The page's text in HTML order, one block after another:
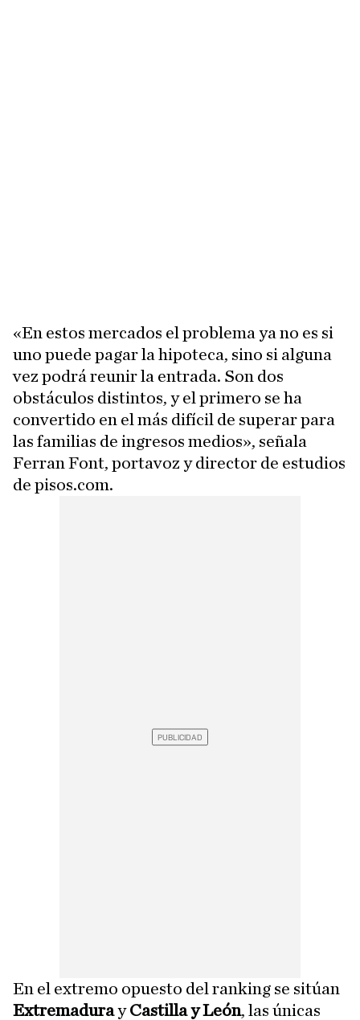
«En estos mercados el problema ya no es si
uno puede pagar la hipoteca, sino si alguna
vez podrá reunir la entrada. Son dos
obstáculos distintos, y el primero se ha
convertido en el más difícil de superar para
las familias de ingresos medios», señala
Ferran Font, portavoz y director de estudios
de pisos.com.
En el extremo opuesto del ranking se sitúan
ExtremadurayCastilla y León, las únicas